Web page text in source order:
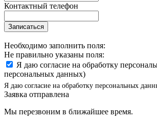
Контактный телефон
Записаться
Необходимо заполнить поля:
Не правильно указаны поля:
Я даю согласие на обработку
персональных данных)
Я даю согласие на обработку персональных
Заявка отправлена
Мы перезвоним в ближайшее время.